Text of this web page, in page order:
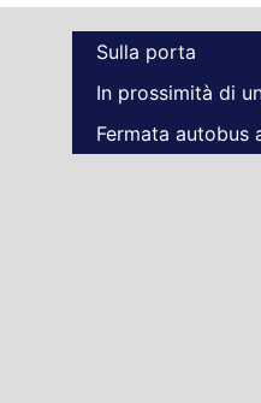
Sulla porta
In prossimità di
Fermata autobus